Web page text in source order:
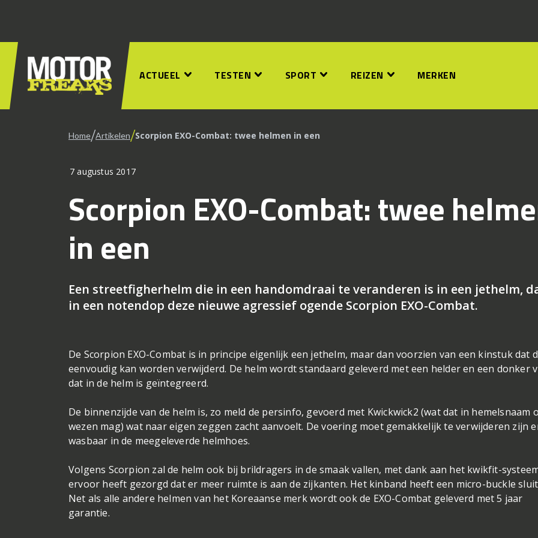
ACTUEEL TESTEN SPORT REIZEN MERKEN
Home/Artikelen/Scorpion EXO-Combat: twee helmen in een
7 augustus 2017
Scorpion EXO-Combat: twee
in een
Een streetfigherhelm die in een handomdraai te veranderen is in een jethelm,
in een notendop deze nieuwe agressief ogende Scorpion EXO-Combat.
De Scorpion EXO-Combat is in principe eigenlijk een jethelm, maar dan voorzien van een kinstuk dat
eenvoudig kan worden verwijderd. De helm wordt standaard geleverd met een helder en een donker
dat in de helm is geïntegreerd.
De binnenzijde van de helm is, zo meld de persinfo, gevoerd met Kwickwick2 (wat dat in hemelsnaam
wezen mag) wat naar eigen zeggen zacht aanvoelt. De voering moet gemakkelijk te verwijderen zijn
wasbaar in de meegeleverde helmhoes.
Volgens Scorpion zal de helm ook bij brildragers in de smaak vallen, met dank aan het kwikfit-
ervoor heeft gezorgd dat er meer ruimte is aan de zijkanten. Het kinband heeft een micro-buckle
Net als alle andere helmen van het Koreaanse merk wordt ook de EXO-Combat geleverd met 5 jaar
garantie.